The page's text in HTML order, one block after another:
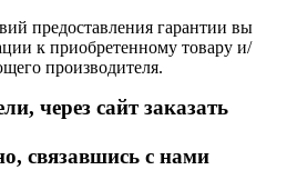
предоставления гарантии вы
к приобретенному товару и/
производителя.
через сайт заказать
связавшись с нами